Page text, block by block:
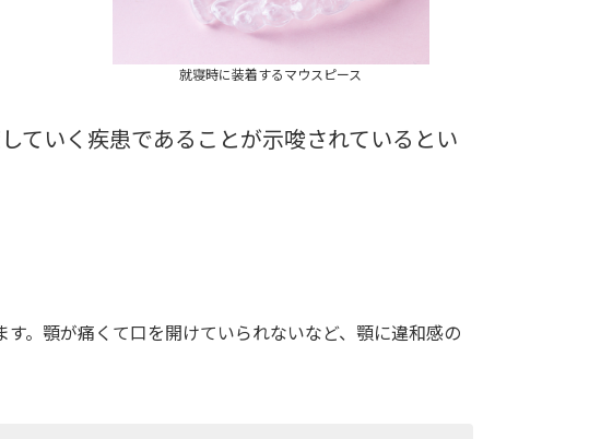
就寝時に装着するマウスピース
ていく疾患であることが示唆されているとい
。顎が痛くて口を開けていられないなど、顎に違和感の